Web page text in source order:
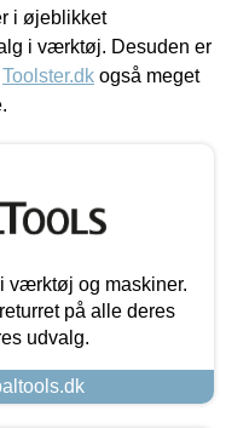
i øjeblikket
i værktøj. Desuden er
Toolster.dk også meget
værktøj og maskiner.
på alle deres
udvalg.